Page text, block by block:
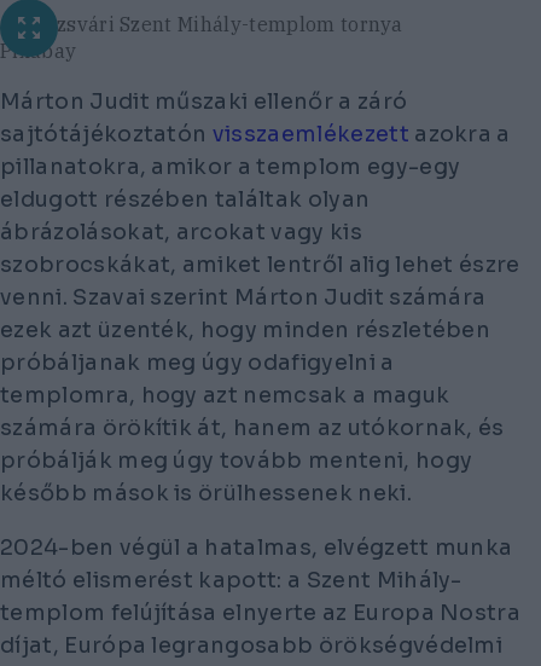
a kolozsvári Szent Mihály-templom tornya
Pixabay
Márton Judit műszaki ellenőr a záró
sajtótájékoztatón visszaemlékezett azokra a
pillanatokra, amikor a templom egy-egy
eldugott részében találtak olyan
ábrázolásokat, arcokat vagy kis
szobrocskákat, amiket lentről alig lehet észre
venni. Szavai szerint Márton Judit számára
ezek azt üzenték, hogy minden részletében
próbáljanak meg úgy odafigyelni a
templomra, hogy azt nemcsak a maguk
számára örökítik át, hanem az utókornak, és
próbálják meg úgy tovább menteni, hogy
később mások is örülhessenek neki.
2024-ben végül a hatalmas, elvégzett munka
méltó elismerést kapott: a Szent Mihály-
templom felújítása elnyerte az Europa Nostra
díjat, Európa legrangosabb örökségvédelmi